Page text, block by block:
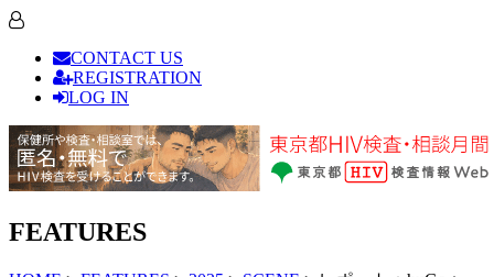
CONTACT US
REGISTRATION
LOG IN
FEATURES